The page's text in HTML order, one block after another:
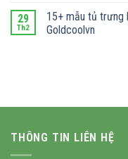
29
Th2
15+ mẫu tủ trưng
Goldcoolvn
THÔNG TIN LIÊN HỆ